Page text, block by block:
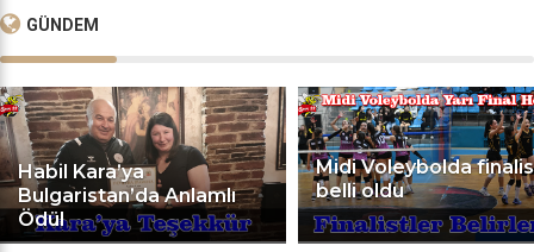
GÜNDEM
Habil Kara’ya
Bulgaristan’da Anlamlı
Ödül
Midi Voleybolda
belli oldu